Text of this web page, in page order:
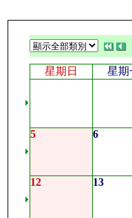
星期日 星期
5 6
12 13